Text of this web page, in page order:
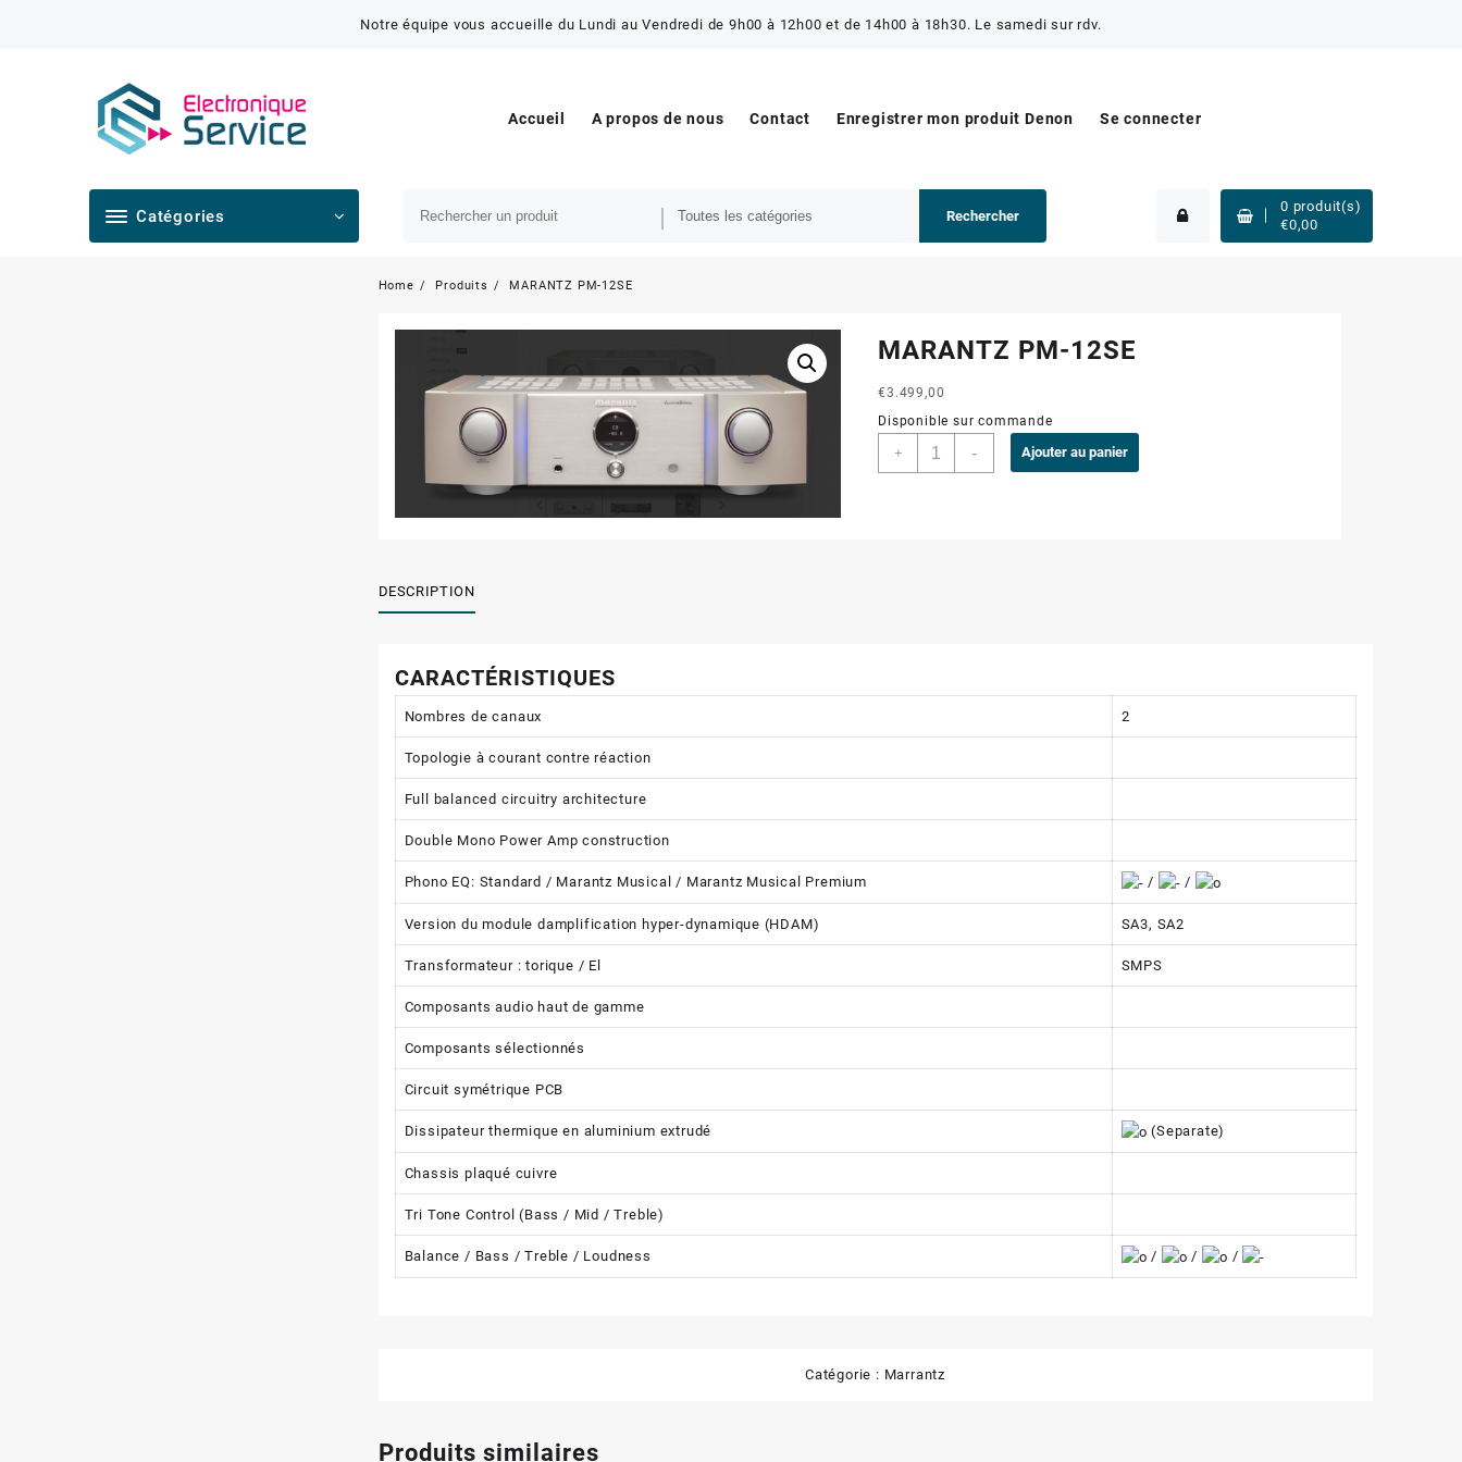
Notre équipe vous accueille du Lundi au Vendredi de 9h00 à 12h00 et de 14h00 à 18h30. Le samedi sur rdv.
Accueil A propos de nous Contact Enregistrer mon produit Denon Se connecter
Catégories Rechercher
0 produit(s)
€0,00
Home Produits MARANTZ PM-12SE
MARANTZ PM-12SE
€3.499,00
Disponible sur commande
+ - Ajouter au panier
DESCRIPTION
CARACTÉRISTIQUES
Nombres de canaux 2
Topologie à courant contre réaction
Full balanced circuitry architecture
Double Mono Power Amp construction
Phono EQ: Standard / Marantz Musical / Marantz Musical Premium / /
Version du module damplification hyper-dynamique (HDAM) SA3, SA2
Transformateur : torique / El SMPS
Composants audio haut de gamme
Composants sélectionnés
Circuit symétrique PCB
Dissipateur thermique en aluminium extrudé (Separate)
Chassis plaqué cuivre
Tri Tone Control (Bass / Mid / Treble)
Balance / Bass / Treble / Loudness / / /
Catégorie : Marrantz
Produits similaires